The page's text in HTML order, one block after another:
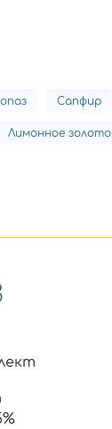
Сапфир
Лимонное золото